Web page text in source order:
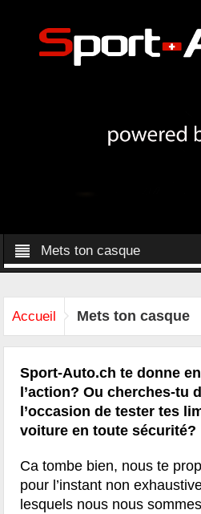
Mets ton casque
Accueil Mets ton casque
Sport-Auto.ch te donne
l’action? Ou cherches-tu
l’occasion de tester tes
voiture en toute sécurité?
Ca tombe bien, nous te
pour l’instant non
lesquels nous nous